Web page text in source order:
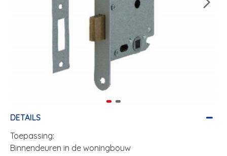
DETAILS
Toepassing:
Binnendeuren in de woningbouw